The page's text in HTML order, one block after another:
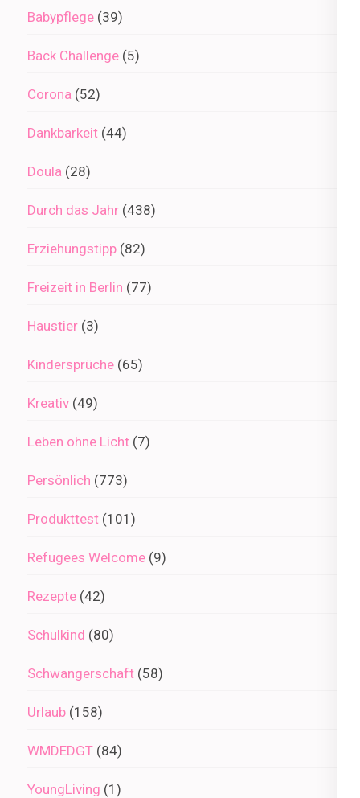
Babypflege (39)
Back Challenge (5)
Corona (52)
Dankbarkeit (44)
Doula (28)
Durch das Jahr (438)
Erziehungstipp (82)
Freizeit in Berlin (77)
Haustier (3)
Kindersprüche (65)
Kreativ (49)
Leben ohne Licht (7)
Persönlich (773)
Produkttest (101)
Refugees Welcome (9)
Rezepte (42)
Schulkind (80)
Schwangerschaft (58)
Urlaub (158)
WMDEDGT (84)
YoungLiving (1)